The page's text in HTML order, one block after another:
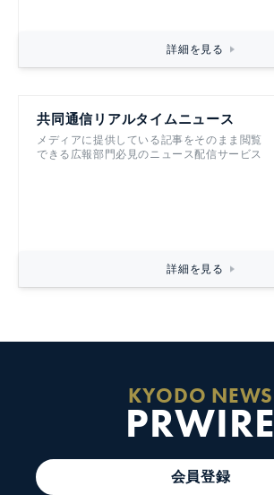
詳細を見る
共同通信リアルタイムニュース
メディアに提供している記事をそのまま閲覧
できる広報部門必見のニュース配信サービス
詳細を見る
KYODO NEWS
PRWIRE
会員登録